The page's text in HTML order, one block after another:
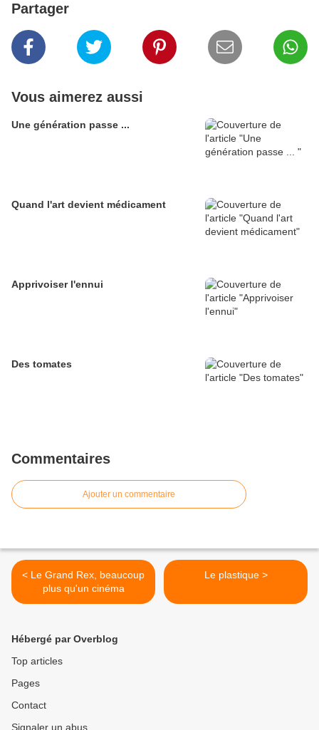
Partager
Vous aimerez aussi
Une génération passe ...
Quand l'art devient médicament
Apprivoiser l'ennui
Des tomates
Commentaires
Ajouter un commentaire
< Le Grand Rex, beaucoup
plus qu'un cinéma
Le plastique >
Hébergé par Overblog
Top articles
Pages
Contact
Signaler un abus